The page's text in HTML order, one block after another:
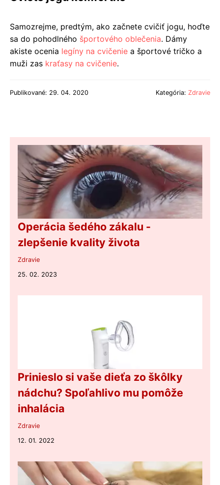
Samozrejme, predtým, ako začnete cvičiť jogu, hoďte
sa do pohodlného športového oblečenia. Dámy
akiste ocenia legíny na cvičenie a športové tričko a
muži zas kraťasy na cvičenie.
Publikované: 29. 04. 2020 Kategória: Zdravie
Operácia šedého zákalu -
zlepšenie kvality života
Zdravie
25. 02. 2023
Prinieslo si vaše dieťa zo škôlky
nádchu? Spoľahlivo mu pomôže
inhalácia
Zdravie
12. 01. 2022